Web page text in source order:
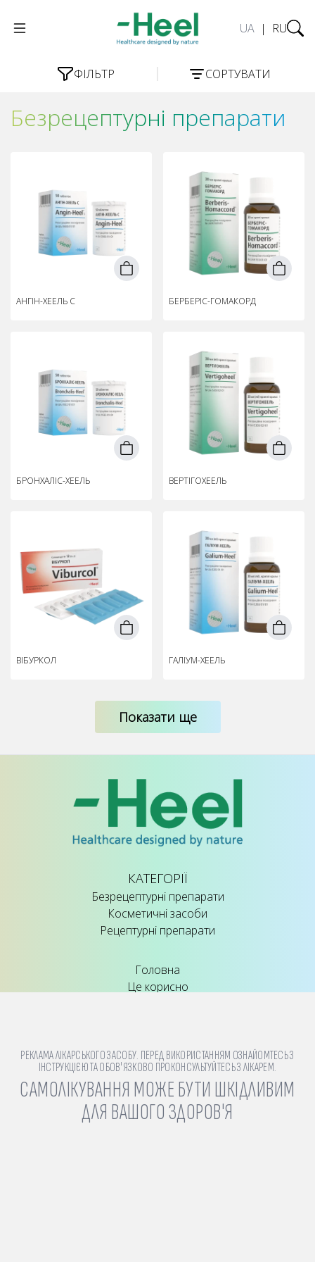
UA | RU
ФІЛЬТР СОРТУВАТИ
Безрецептурні препарати
АНГІН-ХЕЕЛЬ С БЕРБЕРІС-ГОМАКОРД
БРОНХАЛІС-ХЕЕЛЬ ВЕРТІГОХЕЕЛЬ
ВІБУРКОЛ ГАЛІУМ-ХЕЕЛЬ
Показати ще
КАТЕГОРІЇ
Безрецептурні препарати
Косметичні засоби
Рецептурні препарати
Головна
Це корисно
РЕКЛАМА ЛІКАРСЬКОГО ЗАСОБУ. ПЕРЕД ВИКОРИСТАННЯМ ОЗНАЙОМТЕСЬ З
ІНСТРУКЦІЄЮ ТА ОБОВ'ЯЗКОВО ПРОКОНСУЛЬТУЙТЕСЬ З ЛІКАРЕМ.
САМОЛІКУВАННЯ МОЖЕ БУТИ ШКІДЛИВИМ
ДЛЯ ВАШОГО ЗДОРОВ'Я